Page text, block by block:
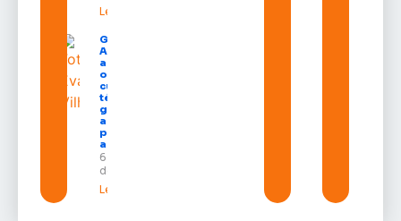
Leia mais »
Governo do
Amapá
amplia
oferta de
cursos
técnicos e
garante
auxílio
permanência
a estudantes
6 de agosto
de 2026
Leia mais »